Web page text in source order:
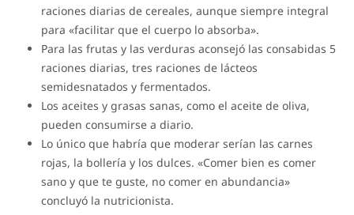
raciones diarias de cereales, aunque siempre integral
para «facilitar que el cuerpo lo absorba».
Para las frutas y las verduras aconsejó las consabidas 5
raciones diarias, tres raciones de lácteos
semidesnatados y fermentados.
Los aceites y grasas sanas, como el aceite de oliva,
pueden consumirse a diario.
Lo único que habría que moderar serían las carnes
rojas, la bollería y los dulces. «Comer bien es comer
sano y que te guste, no comer en abundancia»
concluyó la nutricionista.